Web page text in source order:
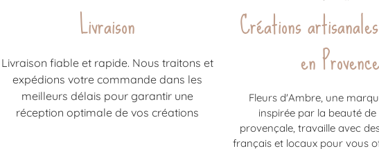
Livraison
Livraison fiable et rapide. Nous traitons et
expédions votre commande dans les
meilleurs délais pour garantir une
réception optimale de vos créations
Créations
en Provence
Fleurs d'Ambre, une
inspirée par la beauté
provençale, travaille avec
français et locaux pour vous